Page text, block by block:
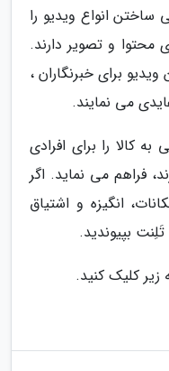
ساختن انواع ویدیو را
محتوا و تصویر دارند.
برای خبرنگاران ،
می نمایند.
کالا را برای افرادی
فراهم می نماید. اگر
انگیزه و اشتیاق
بپیوندید.
کلیک کنید.